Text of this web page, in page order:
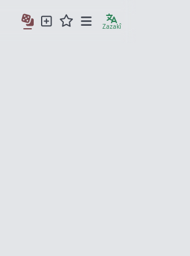
Zazakî